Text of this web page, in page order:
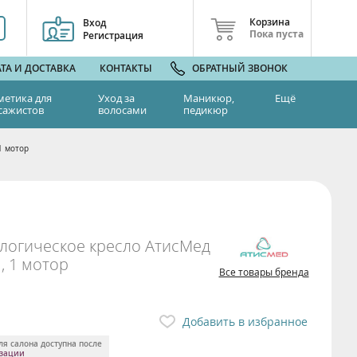
Вход
Регистрация
Корзина
Пока пуста
И ДОСТАВКА КОНТАКТЫ ОБРАТНЫЙ ЗВОНОК
для
Уход за
волосами
Маникюр,
педикюр
Ещё
мотор
кресло АтисМед
1 мотор
Все товары бренда
Добавить в избранное
салона доступна после